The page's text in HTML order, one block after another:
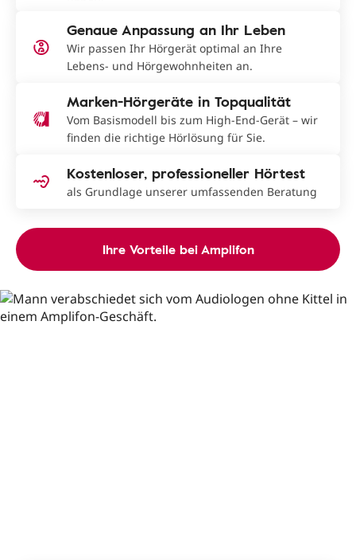
Genaue Anpassung an Ihr Leben
Wir passen Ihr Hörgerät optimal an Ihre
Lebens- und Hörgewohnheiten an.
Marken-Hörgeräte in Topqualität
Vom Basismodell bis zum High-End-Gerät – wir
finden die richtige Hörlösung für Sie.
Kostenloser, professioneller Hörtest
als Grundlage unserer umfassenden Beratung
Ihre Vorteile bei Amplifon